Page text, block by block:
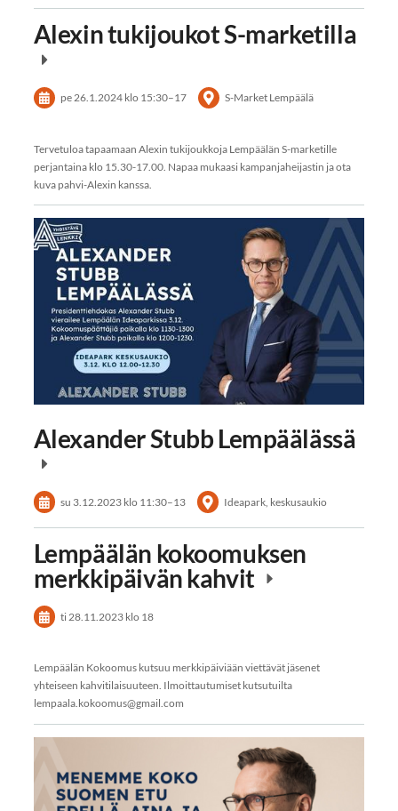
Alexin tukijoukot S-marketilla
pe 26.1.2024 klo 15:30–17 S-Market Lempäälä
Tervetuloa tapaamaan Alexin tukijoukkoja Lempäälän S-marketille
perjantaina klo 15.30-17.00. Napaa mukaasi kampanjaheijastin ja ota
kuva pahvi-Alexin kanssa.
Alexander Stubb Lempäälässä
su 3.12.2023 klo 11:30–13 Ideapark, keskusaukio
Lempäälän kokoomuksen
merkkipäivän kahvit
ti 28.11.2023 klo 18
Lempäälän Kokoomus kutsuu merkkipäiviään viettävät jäsenet
yhteiseen kahvitilaisuuteen. Ilmoittautumiset kutsutuilta
lempaala.kokoomus@gmail.com